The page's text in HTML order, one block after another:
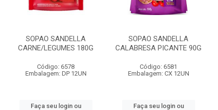
SOPAO SANDELLA
CARNE/LEGUMES 180G
Código: 6578
Embalagem: DP 12UN
Faça seu login ou
SOPAO SANDELLA
CALABRESA PICANTE 90G
Código: 6581
Embalagem: CX 12UN
Faça seu login ou